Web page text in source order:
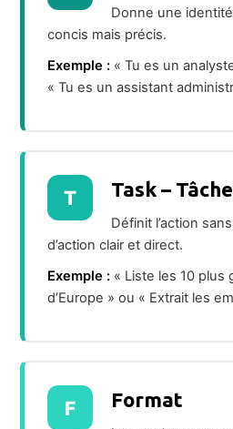
Donne une identité
concis mais précis.
Exemple : « Tu es un
« Tu es un assistant
T Task – Tâche
Définit l’action
d’action clair et direct.
Exemple : « Liste les 10 plus
d’Europe » ou « Extrait les
F Format